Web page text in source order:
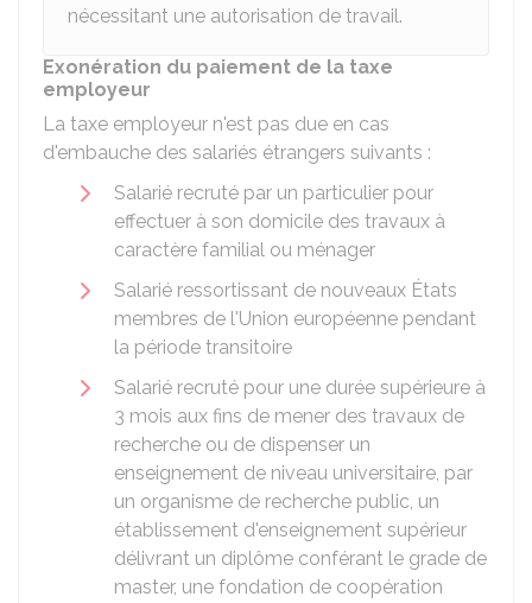
nécessitant une autorisation de travail.
Exonération du paiement de la taxe
employeur
La taxe employeur n'est pas due en cas
d'embauche des salariés étrangers suivants :
Salarié recruté par un particulier pour
effectuer à son domicile des travaux à
caractère familial ou ménager
Salarié ressortissant de nouveaux États
membres de l'Union européenne pendant
la période transitoire
Salarié recruté pour une durée supérieure à
3 mois aux fins de mener des travaux de
recherche ou de dispenser un
enseignement de niveau universitaire, par
un organisme de recherche public, un
établissement d'enseignement supérieur
délivrant un diplôme conférant le grade de
master, une fondation de coopération